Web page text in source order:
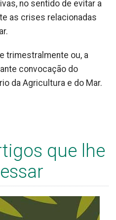
no sentido de evitar a
as crises relacionadas
trimestralmente ou, a
convocação do
da Agricultura e do Mar.
que lhe